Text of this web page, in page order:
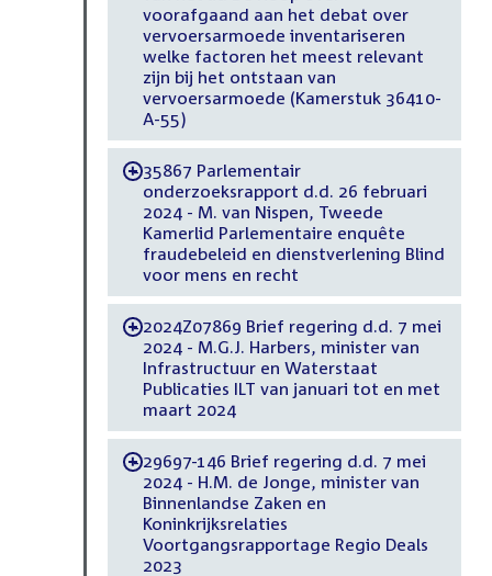
voorafgaand aan het debat over
vervoersarmoede inventariseren
welke factoren het meest relevant
zijn bij het ontstaan van
vervoersarmoede (Kamerstuk 36410-
A-55)
-35867 Parlementair
onderzoeksrapport d.d. 26 februari
2024 - M. van Nispen, Tweede
Kamerlid Parlementaire enquête
fraudebeleid en dienstverlening Blind
voor mens en recht
-2024Z07869 Brief regering d.d. 7 mei
2024 - M.G.J. Harbers, minister van
Infrastructuur en Waterstaat
Publicaties ILT van januari tot en met
maart 2024
-29697-146 Brief regering d.d. 7 mei
2024 - H.M. de Jonge, minister van
Binnenlandse Zaken en
Koninkrijksrelaties
Voortgangsrapportage Regio Deals
2023